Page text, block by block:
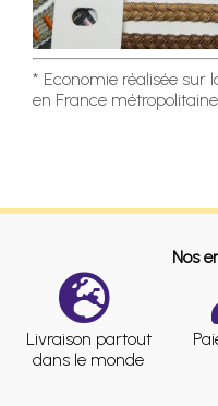
* Economie réalisée sur
en France métropolitaine
Nos
Livraison partout
dans le monde